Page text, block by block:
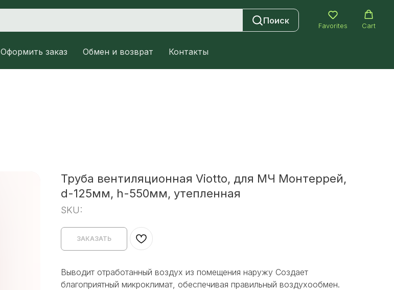
Поиск
Favorites Cart
Оформить заказ Обмен и возврат Контакты
Труба вентиляционная Viotto, для МЧ Монтеррей,
d-125мм, h-550мм, утепленная
SKU:
ЗАКАЗАТЬ
Выводит отработанный воздух из помещения наружу Создает
благоприятный микроклимат, обеспечивая правильный воздухообмен.